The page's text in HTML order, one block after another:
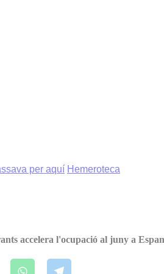
per aquí Hemeroteca
accelera l'ocupació al juny a